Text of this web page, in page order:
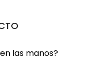
las manos?